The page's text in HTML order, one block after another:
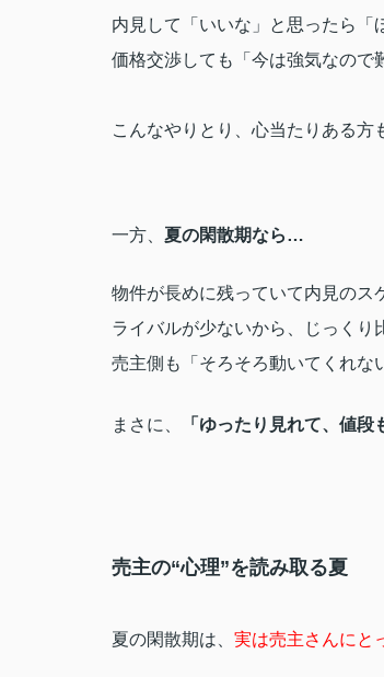
内見して「いいな」と思ったら「
価格交渉しても「今は強気なので
こんなやりとり、心当たりある方
一方、 夏の閑散期なら…
物件が長めに残っていて内見のス
ライバルが少ないから、じっくり
売主側も「そろそろ動いてくれな
まさに、 「ゆったり見れて、値
売主の“心理”を読み取る夏
夏の閑散期は、 実は売主さんにと